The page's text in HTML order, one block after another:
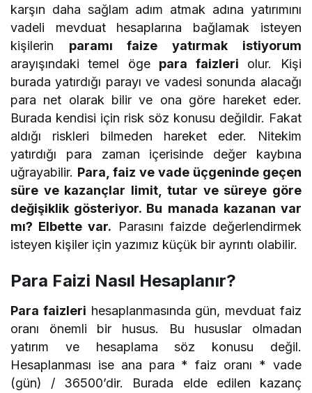
karşın daha sağlam adım atmak adına yatırımını
vadeli mevduat hesaplarına bağlamak isteyen
kişilerin paramı faize yatırmak istiyorum
arayışındaki temel öge para faizleri olur. Kişi
burada yatırdığı parayı ve vadesi sonunda alacağı
para net olarak bilir ve ona göre hareket eder.
Burada kendisi için risk söz konusu değildir. Fakat
aldığı riskleri bilmeden hareket eder. Nitekim
yatırdığı para zaman içerisinde değer kaybına
uğrayabilir. Para, faiz ve vade üçgeninde geçen
süre ve kazançlar limit, tutar ve süreye göre
değişiklik gösteriyor. Bu manada kazanan var
mı? Elbette var. Parasını faizde değerlendirmek
isteyen kişiler için yazımız küçük bir ayrıntı olabilir.
Para Faizi Nasıl Hesaplanır?
Para faizleri hesaplanmasında gün, mevduat faiz
oranı önemli bir husus. Bu hususlar olmadan
yatırım ve hesaplama söz konusu değil.
Hesaplanması ise ana para * faiz oranı * vade
(gün) / 36500’dir. Burada elde edilen kazanç